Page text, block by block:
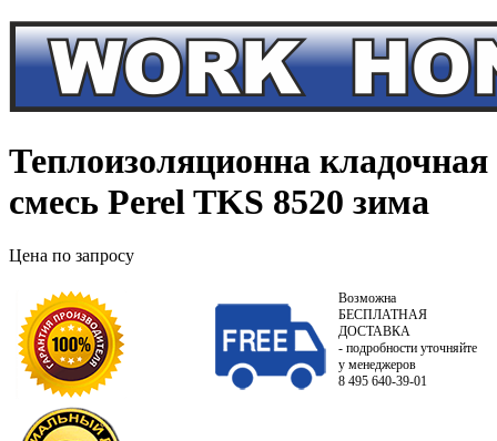
Теплоизоляционна кладочная
смесь Perel TKS 8520 зима
Цена по запросу
Возможна
БЕСПЛАТНАЯ
ДОСТАВКА
- подробности уточняйте
у менеджеров
8 495 640-39-01